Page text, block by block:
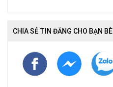
CHIA SẺ TIN ĐĂNG CHO BẠN BÈ